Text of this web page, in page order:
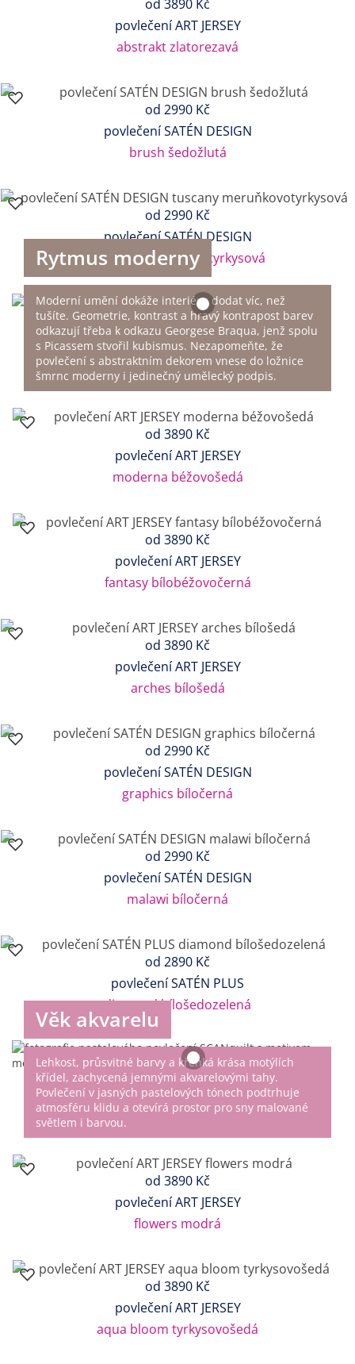
od 3890 Kč
povlečení ART JERSEY
abstrakt zlatorezavá
od 2990 Kč
povlečení SATÉN DESIGN
brush šedožlutá
od 2990 Kč
povlečení SATÉN DESIGN
tuscany meruňkovotyrkysová
Rytmus moderny
Moderní umění dokáže interiéru dodat víc, než
tušíte. Geometrie, kontrast a hravý kontrapost barev
odkazují třeba k odkazu Georgese Braqua, jenž spolu
s Picassem stvořil kubismus. Nezapomeňte, že
povlečení s abstraktním dekorem vnese do ložnice
šmrnc moderny i jedinečný umělecký podpis.
od 3890 Kč
povlečení ART JERSEY
moderna béžovošedá
od 3890 Kč
povlečení ART JERSEY
fantasy bílobéžovočerná
od 3890 Kč
povlečení ART JERSEY
arches bílošedá
od 2990 Kč
povlečení SATÉN DESIGN
graphics bíločerná
od 2990 Kč
povlečení SATÉN DESIGN
malawi bíločerná
od 2890 Kč
povlečení SATÉN PLUS
diamond bílošedozelená
od 3890 Kč
povlečení ART JERSEY
flowers modrá
od 3890 Kč
povlečení ART JERSEY
aqua bloom tyrkysovošedá
Věk akvarelu
Lehkost, průsvitné barvy a křehká krása motýlích
křídel, zachycená jemnými akvarelovými tahy.
Povlečení v jasných pastelových tónech podtrhuje
atmosféru klidu a otevírá prostor pro sny malované
světlem i barvou.